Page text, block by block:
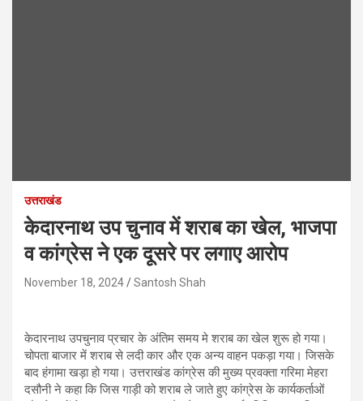
उत्तराखंड
केदारनाथ उप चुनाव में शराब का खेल, भाजपा
व कांग्रेस ने एक दूसरे पर लगाए आरोप
November 18, 2024 Santosh Shah
केदारनाथ उपचुनाव प्रचार के अंतिम समय मे शराब का खेल शुरू हो गया।
चोपता बाजार में शराब से लदी कार और एक अन्य वाहन पकड़ा गया। जिसके
बाद हंगामा खड़ा हो गया। उत्तराखंड कांग्रेस की मुख्य प्रवक्ता गरिमा मेहरा
दसौनी ने कहा कि जिस गाड़ी को शराब ले जाते हुए कांग्रेस के कार्यकर्ताओं